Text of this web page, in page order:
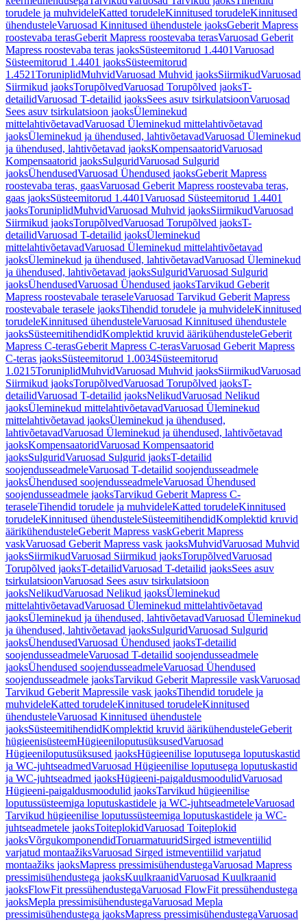
torudele ja muhvideleKatted torudeleKinnitused torudeleKinnitused
ühendusteleVaruosad Kinnitused ühendustele jaoksGeberit Mapress
roostevaba terasGeberit Mapress roostevaba terasVaruosad Geberit
Mapress roostevaba teras jaoksSüsteemitorud 1.4401Varuosad
Süsteemitorud 1.4401 jaoksSüsteemitorud
1.4521ToruniplidMuhvidVaruosad Muhvid jaoksSiirmikudVaruosad
Siirmikud jaoksTorupõlvedVaruosad Torupõlved jaoksT-
detailidVaruosad T-detailid jaoksSees asuv tsirkulatsioonVaruosad
Sees asuv tsirkulatsioon jaoksÜleminekud
mittelahtivõetavadVaruosad Üleminekud mittelahtivõetavad
jaoksÜleminekud ja ühendused, lahtivõetavadVaruosad Üleminekud
ja ühendused, lahtivõetavad jaoksKompensaatoridVaruosad
Kompensaatorid jaoksSulguridVaruosad Sulgurid
jaoksÜhendusedVaruosad Ühendused jaoksGeberit Mapress
roostevaba teras, gaasVaruosad Geberit Mapress roostevaba teras,
gaas jaoksSüsteemitorud 1.4401Varuosad Süsteemitorud 1.4401
jaoksToruniplidMuhvidVaruosad Muhvid jaoksSiirmikudVaruosad
Siirmikud jaoksTorupõlvedVaruosad Torupõlved jaoksT-
detailidVaruosad T-detailid jaoksÜleminekud
mittelahtivõetavadVaruosad Üleminekud mittelahtivõetavad
jaoksÜleminekud ja ühendused, lahtivõetavadVaruosad Üleminekud
ja ühendused, lahtivõetavad jaoksSulguridVaruosad Sulgurid
jaoksÜhendusedVaruosad Ühendused jaoksTarvikud Geberit
Mapress roostevabale teraseleVaruosad Tarvikud Geberit Mapress
roostevabale terasele jaoksTihendid torudele ja muhvideleKinnitused
torudeleKinnitused ühendusteleVaruosad Kinnitused ühendustele
jaoksSüsteemitihendidKomplektid kruvid äärikühendusteleGeberit
Mapress C-terasGeberit Mapress C-terasVaruosad Geberit Mapress
C-teras jaoksSüsteemitorud 1.0034Süsteemitorud
1.0215ToruniplidMuhvidVaruosad Muhvid jaoksSiirmikudVaruosad
Siirmikud jaoksTorupõlvedVaruosad Torupõlved jaoksT-
detailidVaruosad T-detailid jaoksNelikudVaruosad Nelikud
jaoksÜleminekud mittelahtivõetavadVaruosad Üleminekud
mittelahtivõetavad jaoksÜleminekud ja ühendused,
lahtivõetavadVaruosad Üleminekud ja ühendused, lahtivõetavad
jaoksKompensaatoridVaruosad Kompensaatorid
jaoksSulguridVaruosad Sulgurid jaoksT-detailid
soojendusseadmeleVaruosad T-detailid soojendusseadmele
jaoksÜhendused soojendusseadmeleVaruosad Ühendused
soojendusseadmele jaoksTarvikud Geberit Mapress C-
teraseleTihendid torudele ja muhvideleKatted torudeleKinnitused
torudeleKinnitused ühendusteleSüsteemitihendidKomplektid kruvid
äärikühendusteleGeberit Mapress vaskGeberit Mapress
vaskVaruosad Geberit Mapress vask jaoksMuhvidVaruosad Muhvid
jaoksSiirmikudVaruosad Siirmikud jaoksTorupõlvedVaruosad
Torupõlved jaoksT-detailidVaruosad T-detailid jaoksSees asuv
tsirkulatsioonVaruosad Sees asuv tsirkulatsioon
jaoksNelikudVaruosad Nelikud jaoksÜleminekud
mittelahtivõetavadVaruosad Üleminekud mittelahtivõetavad
jaoksÜleminekud ja ühendused, lahtivõetavadVaruosad Üleminekud
ja ühendused, lahtivõetavad jaoksSulguridVaruosad Sulgurid
jaoksÜhendusedVaruosad Ühendused jaoksT-detailid
soojendusseadmeleVaruosad T-detailid soojendusseadmele
jaoksÜhendused soojendusseadmeleVaruosad Ühendused
soojendusseadmele jaoksTarvikud Geberit Mapressile vaskVaruosad
Tarvikud Geberit Mapressile vask jaoksTihendid torudele ja
muhvideleKatted torudeleKinnitused torudeleKinnitused
ühendusteleVaruosad Kinnitused ühendustele
jaoksSüsteemitihendidKomplektid kruvid äärikühendusteleGeberit
hügieenisüsteemHügieeniloputusüksusedVaruosad
Hügieeniloputusüksused jaoksHügieenilise loputusega loputuskastid
ja WC-juhtseadmedVaruosad Hügieenilise loputusega loputuskastid
ja WC-juhtseadmed jaoksHügieeni-paigaldusmoodulidVaruosad
Hügieeni-paigaldusmoodulid jaoksTarvikud hügieenilise
loputussüsteemiga loputuskastidele ja WC-juhtseadmeteleVaruosad
Tarvikud hügieenilise loputussüsteemiga loputuskastidele ja WC-
juhtseadmetele jaoksToiteplokidVaruosad Toiteplokid
jaoksVõrgukomponendidToruarmatuuridSirged istmeventiilid
varjatud montaažiksVaruosad Sirged istmeventiilid varjatud
montaažiks jaoksMapress pressimisühendustegaVaruosad Mapress
pressimisühendustega jaoksKuulkraanidVaruosad Kuulkraanid
jaoksFlowFit pressühendustegaVaruosad FlowFit pressühendustega
jaoksMepla pressimisühendustegaVaruosad Mepla
pressimisühendustega jaoksMapress pressimisühendustegaVaruosad